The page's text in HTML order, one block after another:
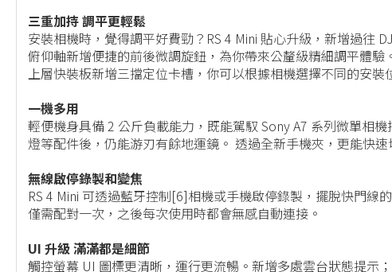
三重加持 調平更輕鬆
安裝相機時，覺得調平好費勁？RS 4 Mini 貼心升級，新增過往
俯仰軸新增便捷的前後微調旋鈕，為你帶來公釐級精細調平體驗
上層快裝板新增三擋定位卡槽，你可以根據相機選擇不同的安
一機多用
輕便機身具備 2 公斤負載能力，既能駕馭 Sony A7 系列微單相
燈等配件後，仍能游刃有餘地運鏡。 透過全新手機夾，更能快
無線啟停錄製和變焦
RS 4 Mini 可透過藍牙控制[6]相機或手機啟停錄製，擺脫快門
僅需配對一次，之後每次使用時都會無感自動連接。
UI 升級 滿滿都是細節
觸控螢幕 UI 圖標更清晰，運行更流暢。新增多處雲台狀態提示